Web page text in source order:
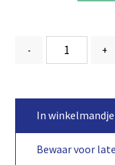
- +
In winkelmandje
Bewaar voor